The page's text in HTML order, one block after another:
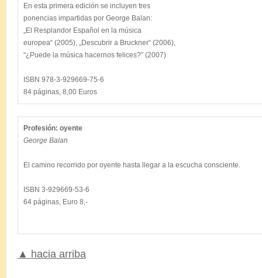
En esta primera edición se incluyen tres
ponencias impartidas por George Balan:
„El Resplandor Español en la música
europea“ (2005), „Descubrir a Bruckner“ (2006),
“¿Puede la música hacernos felices?” (2007)
ISBN 978-3-929669-75-6
Profesión: oyente
George Balan
El camino recorrido por oyente hasta llegar a la escucha consciente.
ISBN 3-929669-53-6
▲ hacia arriba